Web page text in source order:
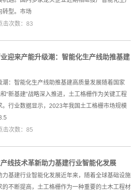
转型。市场
击次数：83
迎来产能升级潮：智能化生产线助推基建
：智能化生产线助推基建高质量发展随着国家
“新基建”战略深入推进，土工格栅作为关键工程
。行业数据显示，2023年我国土工格栅市场规模
击次数：85
线技术革新助力基建行业智能化发展
力基建行业智能化发展近年来，随着全球基础设施
不断提高，土工格栅作为一种重要的土木工程材